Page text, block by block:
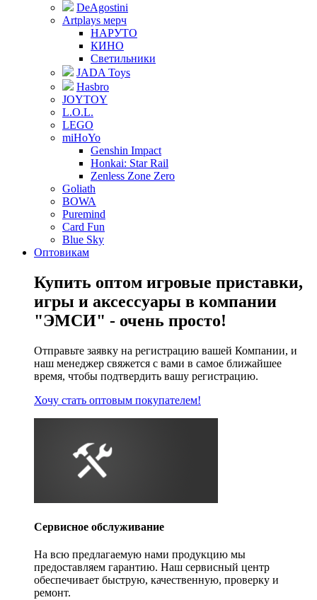
DeAgostini
Artplays мерч
НАРУТО
КИНО
Светильники
JADA Toys
Hasbro
JOYTOY
L.O.L.
LEGO
miHoYo
Genshin Impact
Honkai: Star Rail
Zenless Zone Zero
Goliath
BOWA
Puremind
Card Fun
Blue Sky
Оптовикам
Купить оптом игровые приставки,
игры и аксессуары в компании
"ЭМСИ" - очень просто!
Отправьте заявку на регистрацию вашей Компании, и
наш менеджер свяжется с вами в самое ближайшее
время, чтобы подтвердить вашу регистрацию.
Хочу стать оптовым покупателем!
Сервисное обслуживание
На всю предлагаемую нами продукцию мы
предоставляем гарантию. Наш сервисный центр
обеспечивает быструю, качественную, проверку и
ремонт.